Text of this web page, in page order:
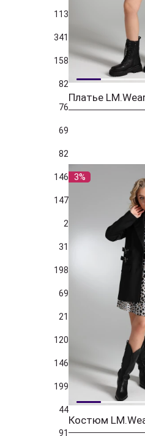
113
341
158
82
76
69
82
146
147
2
31
198
69
21
120
146
199
44
91
3%